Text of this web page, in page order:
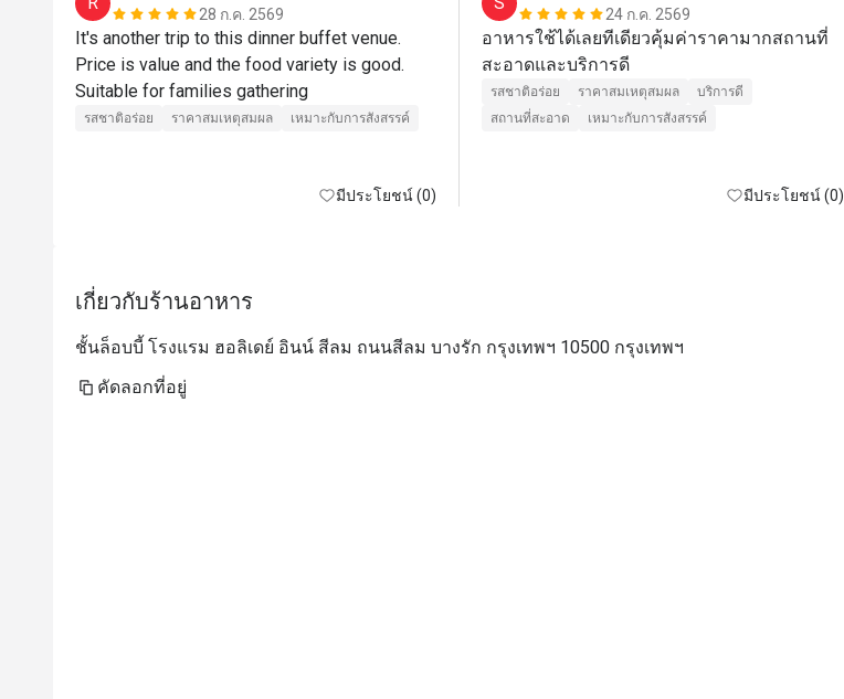
28 ก.ค. 2569
It's another trip to this dinner buffet venue.
Price is value and the food variety is good.
Suitable for families gathering
รสชาติอร่อย ราคาสมเหตุสมผล เหมาะกับการสังสรรค์
มีประโยชน์ (0)
24 ก.ค. 2569
อาหารใช้ได้เลยทีเดียวคุ้มค่าราคามากสถานที่
สะอาดและบริการดี
รสชาติอร่อย ราคาสมเหตุสมผล
บริการดี
สถานที่สะอาด
เหมาะกับการสังสรรค์
มีประโยชน์ (0)
เกี่ยวกับร้านอาหาร
ชั้นล็อบบี้ โรงแรม ฮอลิเดย์ อินน์ สีลม ถนนสีลม บางรัก กรุงเทพฯ 10500 กรุงเทพฯ
คัดลอกที่อยู่